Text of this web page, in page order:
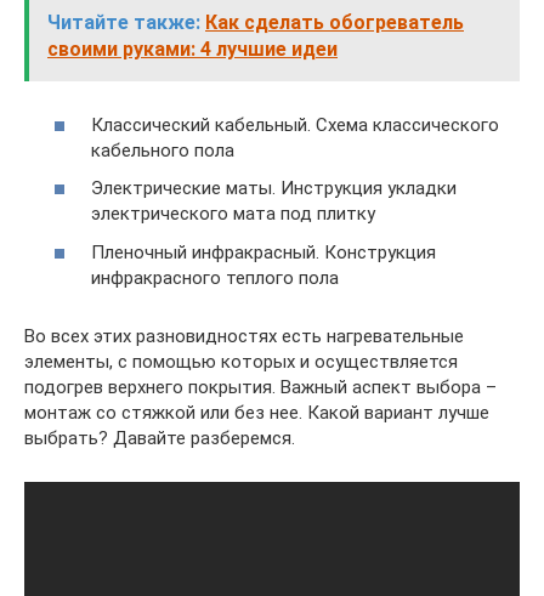
Читайте также: Как сделать обогреватель
своими руками: 4 лучшие идеи
Классический кабельный. Схема классического
кабельного пола
Электрические маты. Инструкция укладки
электрического мата под плитку
Пленочный инфракрасный. Конструкция
инфракрасного теплого пола
Во всех этих разновидностях есть нагревательные
элементы, с помощью которых и осуществляется
подогрев верхнего покрытия. Важный аспект выбора –
монтаж со стяжкой или без нее. Какой вариант лучше
выбрать? Давайте разберемся.